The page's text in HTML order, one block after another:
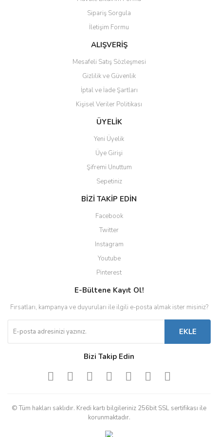
Ürün bilgilerinde hatalar bulunuyor.
Ürün fiyatı diğer sitelerden daha pahalı.
Bu ürüne benzer farklı alternatifler olmalı.
Gönder
Sipariş Sorgula
İletişim Formu
ALIŞVERİŞ
Mesafeli Satış Sözleşmesi
Gizlilik ve Güvenlik
İptal ve İade Şartları
Kişisel Veriler Politikası
ÜYELİK
Yeni Üyelik
Üye Girişi
Şifremi Unuttum
Sepetiniz
BİZİ TAKİP EDİN
Facebook
Twitter
Instagram
Youtube
Pinterest
E-Bültene Kayıt Ol!
Fırsatları, kampanya ve duyuruları ile ilgili e-posta almak ister misiniz?
EKLE
Bizi Takip Edin
© Tüm hakları saklıdır. Kredi kartı bilgileriniz 256bit SSL sertifikası ile
korunmaktadır.